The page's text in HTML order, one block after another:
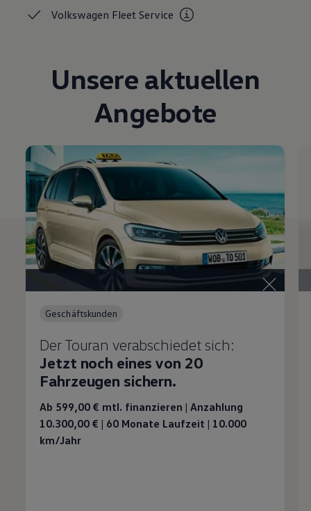
Volkswagen FleetService
Unsere aktuellen
Angebote
Geschäftskunden
Der Touran verabschiedet sich:
Jetzt noch eines von 20
Fahrzeugen sichern.
Ab 599,00 € mtl. finanzieren | Anzahlung
10.300,00 € | 60 Monate Laufzeit | 10.000
km/Jahr